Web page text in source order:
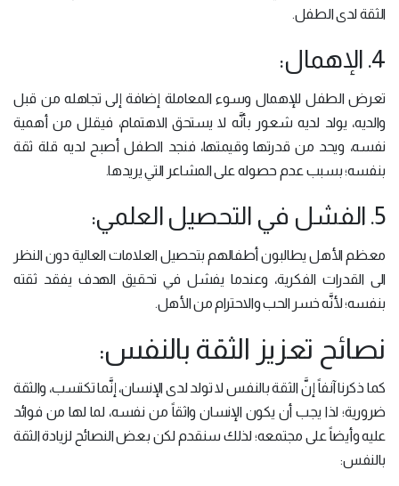
الثقة لدى الطفل.
4. الإهمال:
تعرض الطفل للإهمال وسوء المعاملة إضافة إلى تجاهله من قبل
والديه، يولد لديه شعور بأنَّه لا يستحق الاهتمام، فيقلل من أهمية
نفسه، ويحد من قدرتها وقيمتها، فنجد الطفل أصبح لديه قلة ثقة
بنفسه؛ بسبب عدم حصوله على المشاعر التي يريدها.
5. الفشل في التحصيل العلمي:
معظم الأهل يطالبون أطفالهم بتحصيل العلامات العالية دون النظر
الى القدرات الفكرية، وعندما يفشل في تحقيق الهدف يفقد ثقته
بنفسه؛ لأنَّه خسر الحب والاحترام من الأهل.
نصائح تعزيز الثقة بالنفس:
كما ذكرنا آنفاً إنَّ الثقة بالنفس لا تولد لدى الإنسان، إنَّما تكتسب، والثقة
ضرورية؛ لذا يجب أن يكون الإنسان واثقاً من نفسه، لما لها من فوائد
عليه وأيضاً على مجتمعه؛ لذلك سنقدم لكن بعض النصائح لزيادة الثقة
بالنفس: